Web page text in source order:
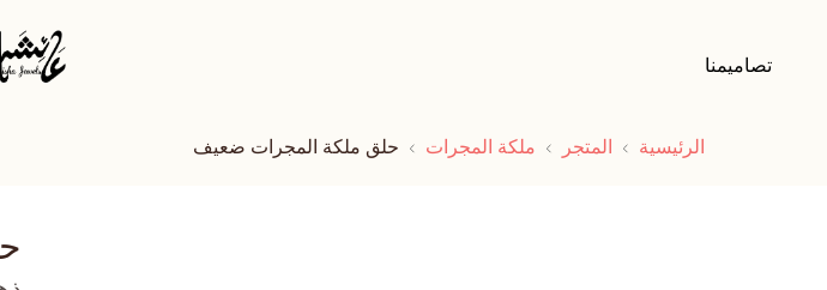
تصاميمنا
الرئيسية المتجر ملكة المجرات حلق ملكة المجرات ضعيف